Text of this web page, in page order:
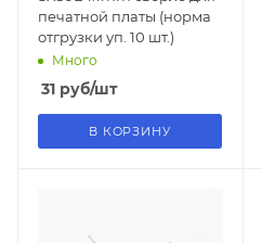
печатной платы (норма
отгрузки уп. 10 шт.)
Много
31 руб/шт
В КОРЗИНУ